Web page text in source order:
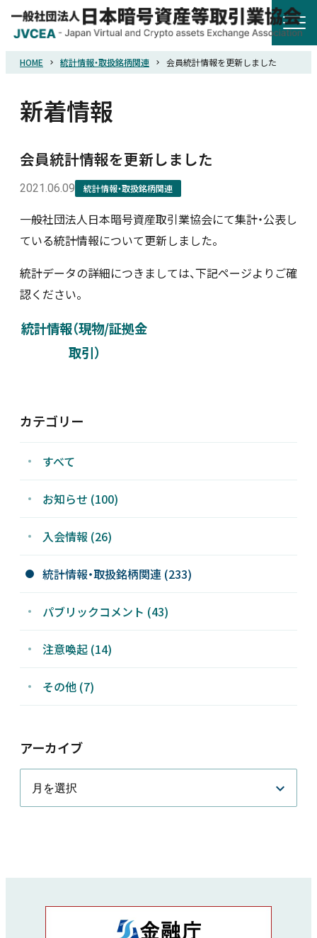
HOME
協会概要
規則・ガイドライン
会員紹介
詐欺関連情報
JP 会員ログイン
HOME 統計情報・取扱銘柄関連 会員統計情報を更新しました
新着情報
会員統計情報を更新しました
2021.06.09 統計情報・取扱銘柄関連
一般社団法人日本暗号資産取引業協会にて集計・公表し
ている統計情報について更新しました。
統計データの詳細につきましては、下記ページよりご確
認ください。
統計情報（現物/証拠金
取引）
カテゴリー
すべて
お知らせ (100)
入会情報 (26)
統計情報・取扱銘柄関連 (233)
パブリックコメント (43)
注意喚起 (14)
その他 (7)
アーカイブ